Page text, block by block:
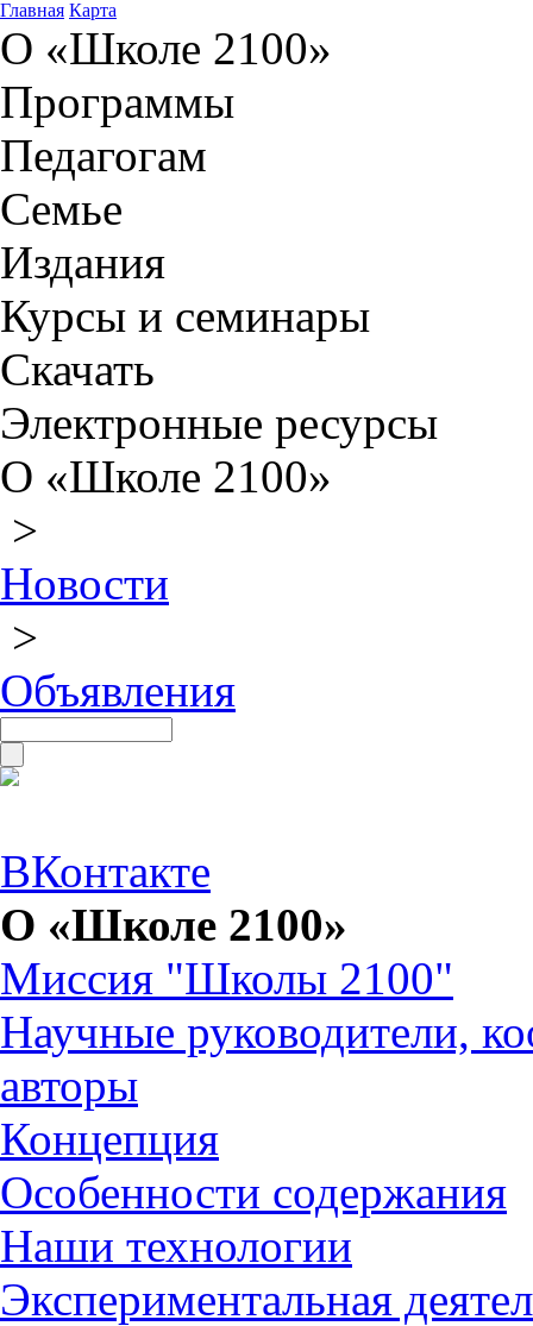
Главная Карта
О «Школе 2100»
Программы
Педагогам
Семье
Издания
Курсы и семинары
Скачать
Электронные ресурсы
О «Школе 2100»
>
Новости
>
Объявления
ВКонтакте
О «Школе 2100»
Миссия "Школы 2100"
Научные руководители,
авторы
Концепция
Особенности содержания
Наши технологии
Экспериментальная